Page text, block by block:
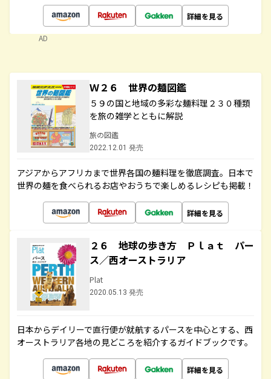
詳細を見る
AD
Ｗ２６ 世界の麺図鑑
５９の国と地域の多彩な麺料理２３０種類
を旅の雑学とともに解説
旅の図鑑
2022.12.01 発売
アジアからアフリカまで世界各国の麺料理を徹底調査。日本で
世界の麺を食べられるお店やおうちで楽しめるレシピも掲載！
詳細を見る
２６ 地球の歩き方 Ｐｌａｔ パー
ス／西オーストラリア
Plat
2020.05.13 発売
日本からデイリーで直行便が就航するパースを中心とする、西
オーストラリア各地の見どころを紹介するガイドブックです。
詳細を見る